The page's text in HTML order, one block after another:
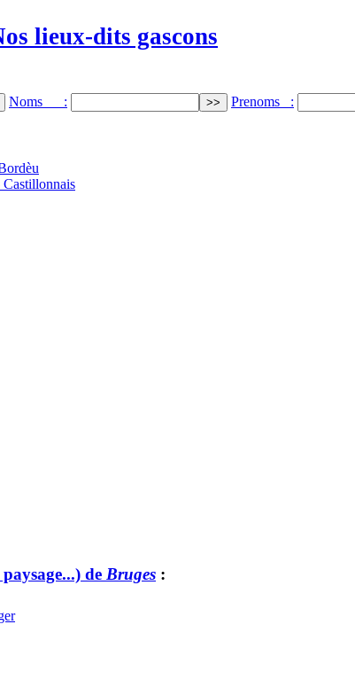
lieux-dits gascons
Noms : Prenoms :
de Bruges :